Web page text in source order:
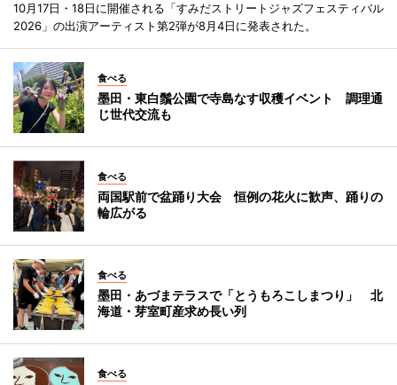
10月17日・18日に開催される「すみだストリートジャズフェスティバル
2026」の出演アーティスト第2弾が8月4日に発表された。
食べる
墨田・東白鬚公園で寺島なす収穫イベント 調理通
じ世代交流も
食べる
両国駅前で盆踊り大会 恒例の花火に歓声、踊りの
輪広がる
食べる
墨田・あづまテラスで「とうもろこしまつり」 北
海道・芽室町産求め長い列
食べる